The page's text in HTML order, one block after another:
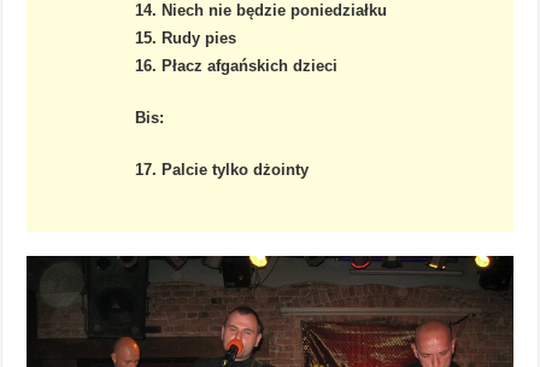
14. Niech nie będzie poniedziałku
15. Rudy pies
16. Płacz afgańskich dzieci
Bis:
17. Palcie tylko dżointy